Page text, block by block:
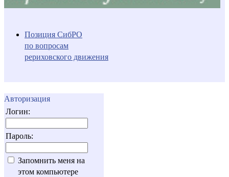
Позиция СибРО
по вопросам
рериховского движения
Авторизация
Логин:
Пароль:
Запомнить меня на
этом компьютере